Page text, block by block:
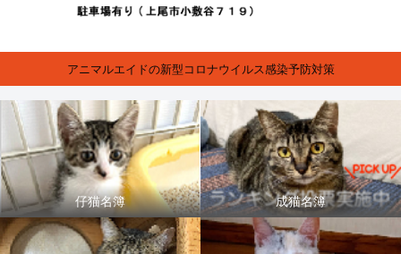
アニマルエイドの新型コロナウイルス感染予防対策
仔猫名簿 成猫名簿